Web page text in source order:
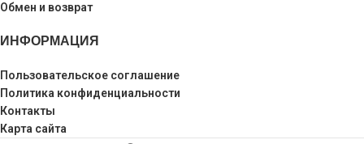
Обмен и возврат
ИНФОРМАЦИЯ
Пользовательское соглашение
Политика конфиденциальности
Контакты
Карта сайта